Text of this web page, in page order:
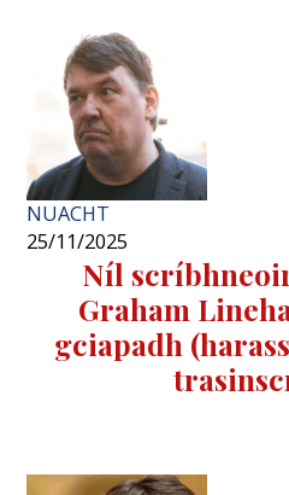
NUACHT
25/11/2025
Níl
Graham
gciapadh